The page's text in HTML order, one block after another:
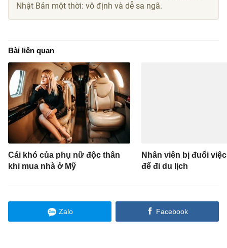
Nhật Bản một thời: vô định và dễ sa ngã.
Bài liên quan
Cái khó của phụ nữ độc thân
khi mua nhà ở Mỹ
Nhân viên bị đuổi
để đi du lịch
Zalo Facebook